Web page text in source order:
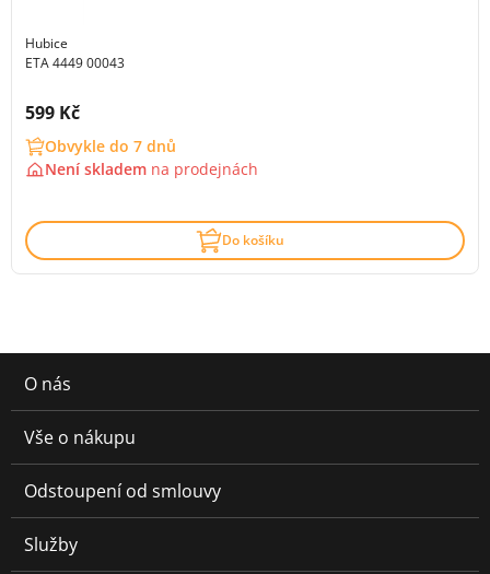
Hubice
ETA 4449 00043
Cena s DPH:
599 Kč
Obvykle do 7 dnů
Není skladem na prodejnách
Do košíku
O nás
Vše o nákupu
Odstoupení od smlouvy
Služby